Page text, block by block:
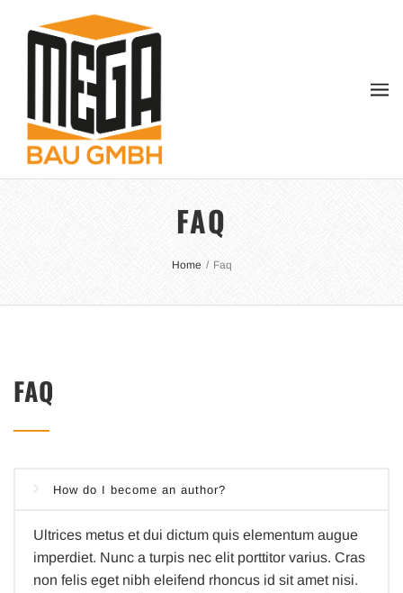
FAQ
Home / Faq
FAQ
How do I become an author?
Ultrices metus et dui dictum quis elementum augue
imperdiet. Nunc a turpis nec elit porttitor varius. Cras
non felis eget nibh eleifend rhoncus id sit amet nisi.